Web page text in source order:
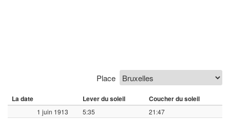
Place
La date Lever du soleil Coucher du soleil
1 juin 1913 5:35
21:47